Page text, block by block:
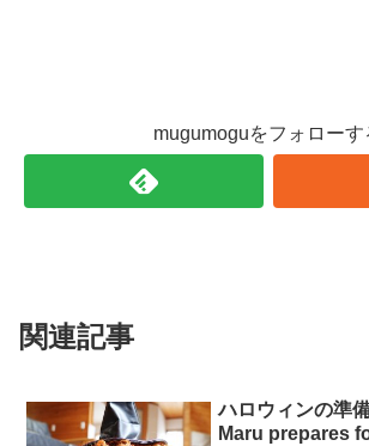
mugumoguをフォローす
関連記事
ハロウィンの準
Maru prepares